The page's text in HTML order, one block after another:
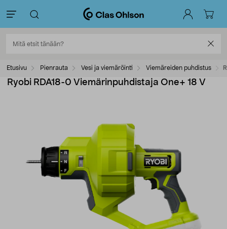
Etusivu Pienrauta Vesi ja viemäröinti Viemäreiden puhdistus
Ryobi RDA18-0 Viemärinpuhdistaja One+ 18 V